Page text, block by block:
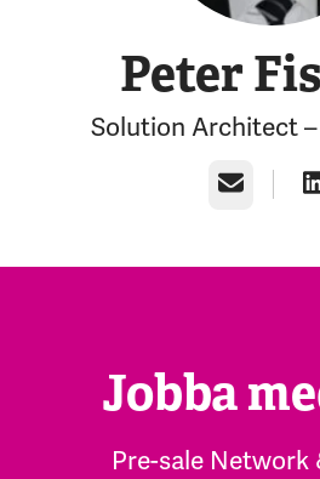
Peter
Solution Architect –
E-post
Jobba
Pre-sale Network